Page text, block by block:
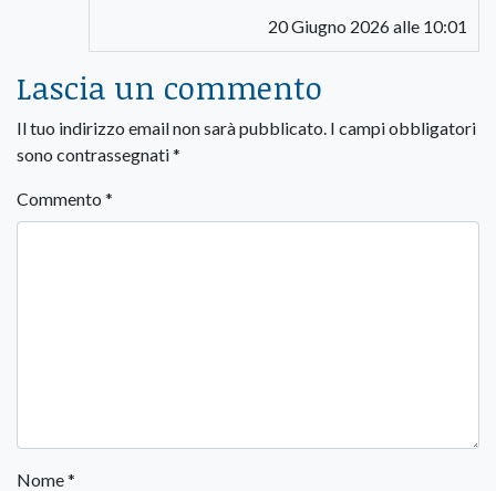
20 Giugno 2026 alle 10:01
Lascia un commento
Il tuo indirizzo email non sarà pubblicato. I campi obbligatori
sono contrassegnati*
Commento *
Nome*